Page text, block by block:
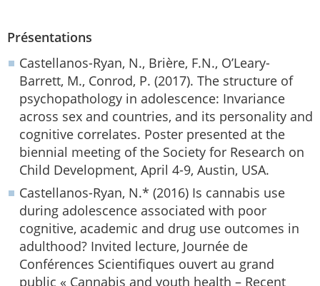
Présentations
Castellanos-Ryan, N., Brière, F.N., O’Leary-
Barrett, M., Conrod, P. (2017). The structure of
psychopathology in adolescence: Invariance
across sex and countries, and its personality and
cognitive correlates. Poster presented at the
biennial meeting of the Society for Research on
Child Development, April 4-9, Austin, USA.
Castellanos-Ryan, N.* (2016) Is cannabis use
during adolescence associated with poor
cognitive, academic and drug use outcomes in
adulthood? Invited lecture, Journée de
Conférences Scientifiques ouvert au grand
public « Cannabis and youth health – Recent